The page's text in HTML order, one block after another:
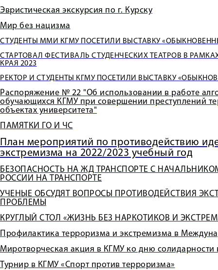
Эвристическая экскурсия по г. Курску
Мир без нацизма
СТУДЕНТЫ ММИ КГМУ ПОСЕТИЛИ ВЫСТАВКУ
СТАРТОВАЛ ФЕСТИВАЛЬ СТУДЕНЧЕСКИХ ТЕАТРОВ В
КРАЯ 2023
РЕКТОР И СТУДЕНТЫ КГМУ ПОСЕТИЛИ ВЫСТАВКУ
Распоряжение № 22 "Об использовании в работе
обучающихся КГМУ при совершении преступлений
объектах университета"
ПАМЯТКИ ГО И ЧС
План мероприятий по противодействию
экстремизма на 2022/2023 учебный год
БЕЗОПАСНОСТЬ НА ЖД ТРАНСПОРТЕ С
РОССИИ НА ТРАНСПОРТЕ
УЧЕНЫЕ ОБСУДЯТ ВОПРОСЫ ПРОТИВОДЕЙСТВИЯ
ПРОБЛЕМЫ
КРУГЛЫЙ СТОЛ «ЖИЗНЬ БЕЗ НАРКОТИКОВ И
Профилактика терроризма и экстремизма в
Миротворческая акция в КГМУ ко дню
Турнир в КГМУ «Спорт против терроризма»